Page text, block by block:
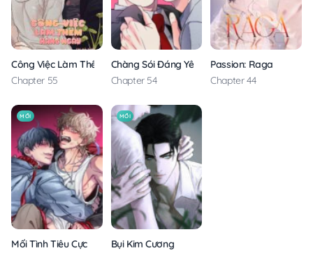
Công Việc Làm Thêm Hàng Ngày
Chapter 55
Chàng Sói Đáng Yêu
Chapter 54
Passion: Raga
Chapter 44
MỚI
Mối Tình Tiêu Cực
MỚI
Bụi Kim Cương